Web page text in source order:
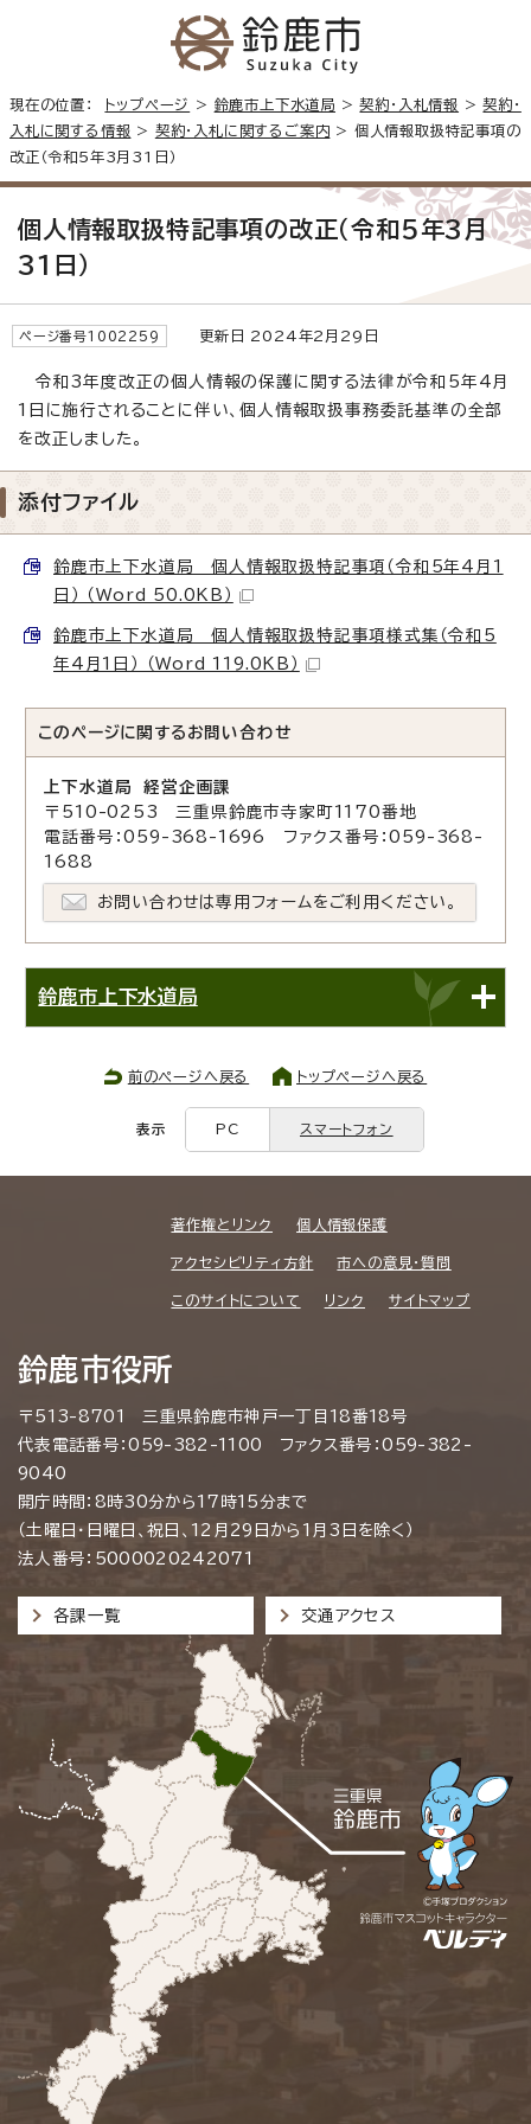
現在の位置： トップページ > 鈴鹿市上下水道局 >契約・入札情報 >契約・
入札に関する情報 > 契約・入札に関するご案内 > 個人情報取扱特記事項の
改正（令和5年3月31日）
個人情報取扱特記事項の改正（令和5年3月
31日）
ページ番号1002259 更新日 2024年2月29日
令和3年度改正の個人情報の保護に関する法律が令和5年4月
1日に施行されることに伴い、個人情報取扱事務委託基準の全部
を改正しました。
添付ファイル
鈴鹿市上下水道局 個人情報取扱特記事項（令和5年4月1
日） （Word 50.0KB）
鈴鹿市上下水道局 個人情報取扱特記事項様式集（令和5
年4月1日） （Word 119.0KB）
このページに関する お問い合わせ
上下水道局 経営企画課
〒510-0253 三重県鈴鹿市寺家町1170番地
電話番号：059-368-1696 ファクス番号：059-368-
1688
お問い合わせは専用フォームをご利用ください。
鈴鹿市上下水道局
前のページへ戻る トップページへ戻る
表示 PC スマートフォン
著作権とリンク 個人情報保護
アクセシビリティ方針 市への意見・質問
このサイトについて リンク サイトマップ
鈴鹿市役所
〒513-8701 三重県鈴鹿市神戸一丁目18番18号
代表電話番号：059-382-1100 ファクス番号：059-382-
9040
開庁時間：8時30分から17時15分まで
（土曜日・日曜日、祝日、12月29日から1月3日を除く）
法人番号：5000020242071
各課一覧 交通アクセス